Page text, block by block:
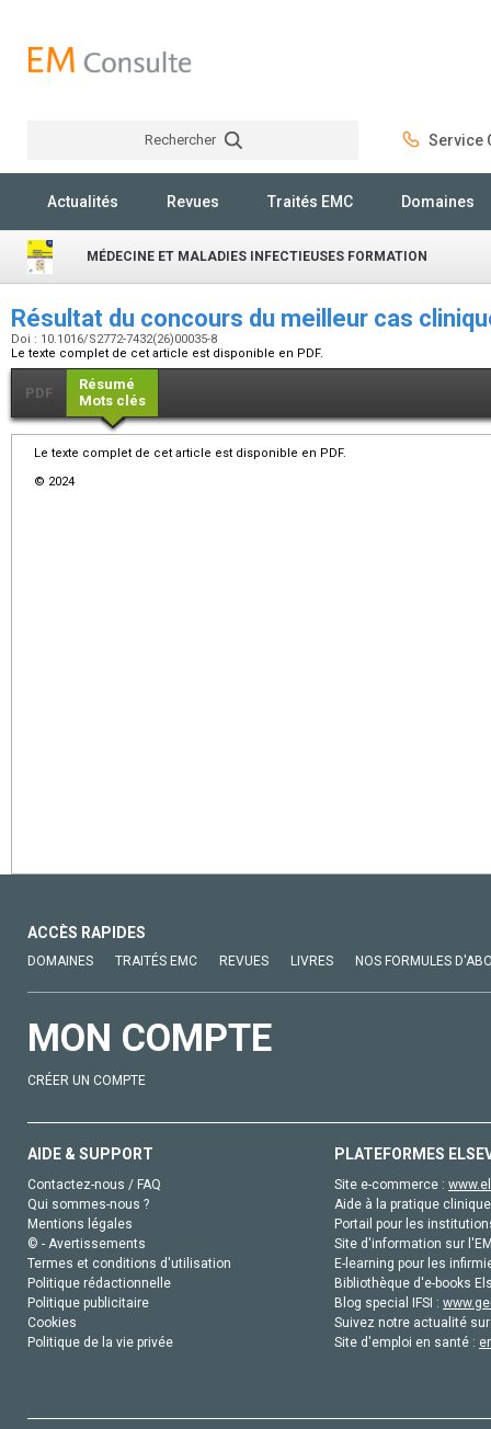
Rechercher Service
Actualités Revues Traités EMC Domaines
MÉDECINE ET MALADIES INFECTIEUSES FORMATION
Résultat du concours du meilleur cas
Doi : 10.1016/S2772-7432(26)00035-8
Le texte complet de cet article est disponible en PDF.
PDF
Résumé
Mots clés
Le texte complet de cet article est disponible en PDF.
© 2024
ACCÈS RAPIDES
DOMAINES TRAITÉS EMC REVUES LIVRES NOS FORMULES
MON COMPTE
CRÉER UN COMPTE
AIDE & SUPPORT
Contactez-nous / FAQ
Qui sommes-nous ?
Mentions légales
© - Avertissements
Termes et conditions d'utilisation
Politique rédactionnelle
Politique publicitaire
Cookies
Politique de la vie privée
PLATEFORMES
Site e-commerce :
Aide à la pratique
Portail pour les
Site d'information sur
E-learning pour les
Bibliothèque d'e-books
Blog special IFSI :
Suivez notre actualité
Site d'emploi en santé :